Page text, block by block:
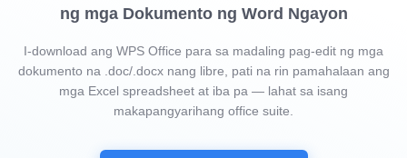
ng mga Dokumento ng Word Ngayon
I-download ang WPS Office para sa madaling pag-edit ng mga
dokumento na .doc/.docx nang libre, pati na rin pamahalaan ang
mga Excel spreadsheet at iba pa — lahat sa isang
makapangyarihang office suite.